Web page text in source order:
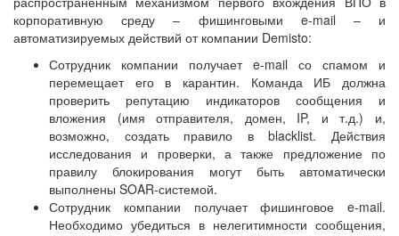
корпоративную среду – фишинговыми e-mail – и
автоматизируемых действий от компании Demisto:
Сотрудник компании получает e-mail со спамом и
перемещает его в карантин. Команда ИБ должна
проверить репутацию индикаторов сообщения и
вложения (имя отправителя, домен, IP, и т.д.) и,
возможно, создать правило в blacklist. Действия
исследования и проверки, а также предложение по
правилу блокирования могут быть автоматически
выполнены SOAR-системой.
Сотрудник компании получает фишинговое e-mail.
Необходимо убедиться в нелегитимности сообщения,